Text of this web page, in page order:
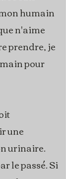
humain
n'aime
prendre, je
pour
une
urinaire.
le passé. Si